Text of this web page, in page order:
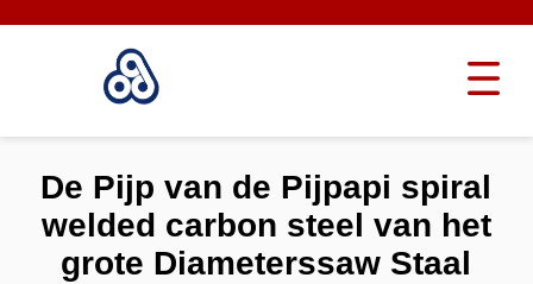
De Pijp van de Pijpapi spiral
welded carbon steel van het
grote Diameterssaw Staal